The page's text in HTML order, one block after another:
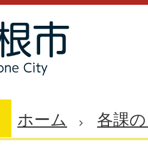
ホーム 各課